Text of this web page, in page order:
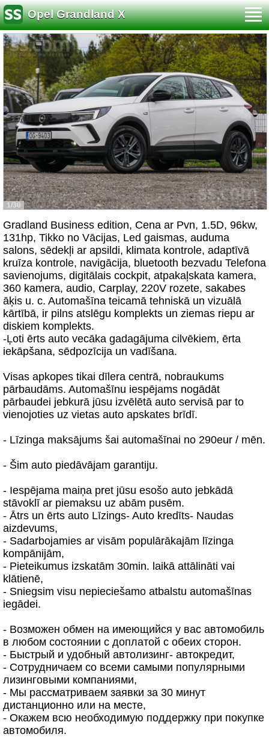
Opel Grandland X
1/30
Gradland Business edition, Cena ar Pvn, 1.5D, 96kw,
131hp, Tikko no Vācijas, Led gaismas, auduma
salons, sēdekļi ar apsildi, klimata kontrole, adaptīvā
kruīza kontrole, navigācija, bluetooth bezvadu Telefona
savienojums, digitālais cockpit, atpakaļskata kamera,
360 kamera, audio, Carplay, 220V rozete, sakabes
āķis u. c. Automašīna teicamā tehniskā un vizuālā
kārtībā, ir pilns atslēgu komplekts un ziemas riepu ar
diskiem komplekts.
-Ļoti ērts auto vecāka gadagājuma cilvēkiem, ērta
iekāpšana, sēdpozīcija un vadīšana.
Visas apkopes tikai dīlera centrā, nobraukums
pārbaudāms. Automašīnu iespējams nogādāt
pārbaudei jebkurā jūsu izvēlētā auto servisā par to
vienojoties uz vietas auto apskates brīdī.
- Līzinga maksājums šai automašīnai no 290eur / mēn.
- Šim auto piedāvājam garantiju.
- Iespējama maiņa pret jūsu esošo auto jebkādā
stāvoklī ar piemaksu uz abām pusēm.
- Ātrs un ērts auto Līzings- Auto kredīts- Naudas
aizdevums,
- Sadarbojamies ar visām populārākajām līzinga
kompānijām,
- Pieteikumus izskatām 30min. laikā attālināti vai
klātienē,
- Sniegsim visu nepieciešamo atbalstu automašīnas
iegādei.
- Возможен обмен на имеющийся у вас автомобиль
в любом состоянии с доплатой с обеих сторон.
- Быстрый и удобный автолизинг- автокредит,
- Сотрудничаем со всеми самыми популярными
лизинговыми компаниями,
- Мы рассматриваем заявки за 30 минут
дистанционно или на месте,
- Окажем всю необходимую поддержку при покупке
автомобиля.